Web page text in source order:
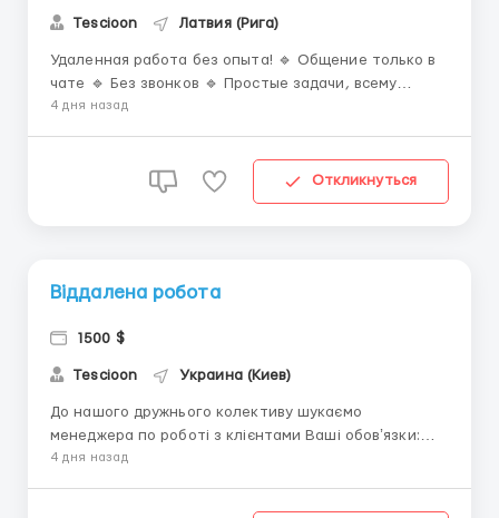
Tescioon Латвия (Рига)
Удаленная работа без опыта! 🔹 Общение только в
чате 🔹 Без звонков 🔹 Простые задачи, всему
научим 🔹 Оплата – от 700 долларов 📲 Работа,
4 дня назад
Откликнуться
Віддалена робота
1500 $
Tescioon Украина (Киев)
До нашого дружнього колективу шукаємо
менеджера по роботі з клієнтами Ваші обовʼязки:
-Вміння підтримати діалог з клієнтами
4 дня назад